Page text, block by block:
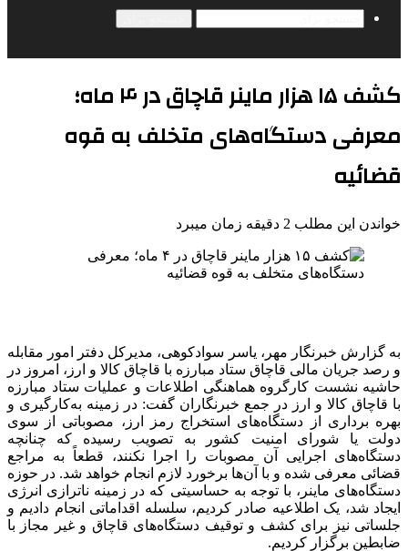
کشف ۱۵ هزار ماینر قاچاق در ۴ ماه؛
معرفی دستگاه‌های متخلف به قوه
قضائیه
خواندن این مطلب 2 دقیقه زمان میبرد
به گزارش خبرنگار مهر، یاسر سوادکوهی، مدیرکل دفتر امور مقابله
و رصد جریان مالی قاچاق ستاد مبارزه با قاچاق کالا و ارز، امروز در
حاشیه نشست کارگروه هماهنگی اطلاعات و عملیات ستاد مبارزه
با قاچاق کالا و ارز در جمع خبرنگاران گفت: در زمینه به‌کارگیری و
بهره برداری از دستگاه‌های استخراج رمز ارز، مصوباتی از سوی
دولت یا شورای امنیت کشور به تصویب رسیده که چنانچه
دستگاه‌های اجرایی آن مصوبات را اجرا نکنند، قطعاً به مراجع
قضائی معرفی شده و با آن‌ها برخورد لازم انجام خواهد شد. در حوزه
دستگاه‌های ماینر ، با توجه به حساسیتی که در زمینه ناترازی انرژی
ایجاد شد، یک اطلاعیه صادر کردیم، سلسله اقداماتی انجام دادیم و
جلساتی نیز برای کشف و توقیف دستگاه‌های قاچاق و غیر مجاز با
ضابطین برگزار کردیم.